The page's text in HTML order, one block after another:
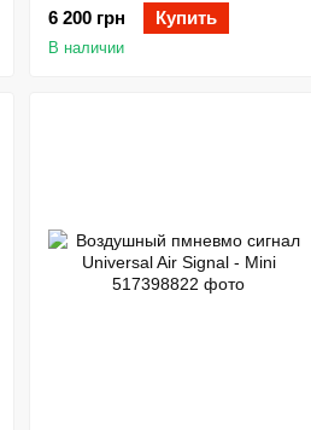
6 200 грн Купить
В наличии